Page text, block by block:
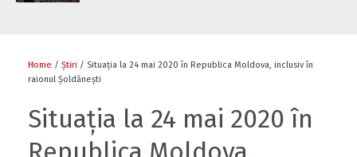
Home / Știri / Situația la 24 mai 2020 în Republica Moldova, inclusiv în
raionul Șoldănești
Situația la 24 mai 2020 în